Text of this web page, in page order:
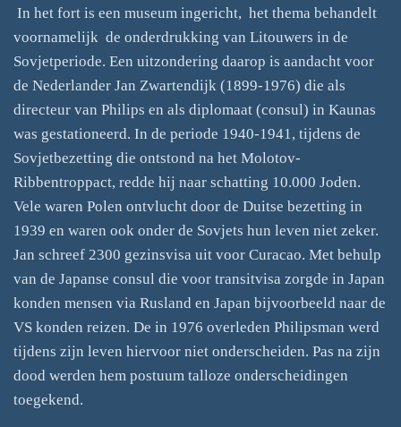
In het fort is een museum ingericht, het thema behandelt
voornamelijk de onderdrukking van Litouwers in de
Sovjetperiode. Een uitzondering daarop is aandacht voor
de Nederlander Jan Zwartendijk (1899-1976) die als
directeur van Philips en als diplomaat (consul) in Kaunas
was gestationeerd. In de periode 1940-1941, tijdens de
Sovjetbezetting die ontstond na het Molotov-
Ribbentroppact, redde hij naar schatting 10.000 Joden.
Vele waren Polen ontvlucht door de Duitse bezetting in
1939 en waren ook onder de Sovjets hun leven niet zeker.
Jan schreef 2300 gezinsvisa uit voor Curacao. Met behulp
van de Japanse consul die voor transitvisa zorgde in Japan
konden mensen via Rusland en Japan bijvoorbeeld naar de
VS konden reizen. De in 1976 overleden Philipsman werd
tijdens zijn leven hiervoor niet onderscheiden. Pas na zijn
dood werden hem postuum talloze onderscheidingen
toegekend.